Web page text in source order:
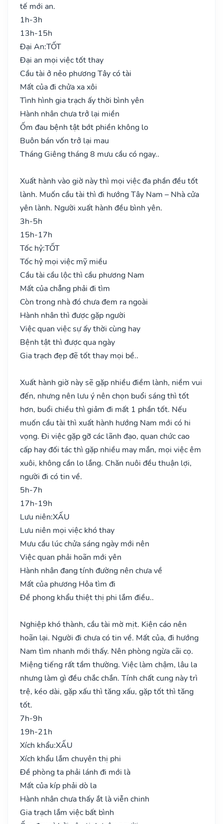
tế mới an.
1h-3h
13h-15h
Đại An:TỐT
Đại an mọi việc tốt thay
Cầu tài ở nẻo phương Tây có tài
Mất của đi chửa xa xôi
Tình hình gia trạch ấy thời bình yên
Hành nhân chưa trở lại miền
Ốm đau bệnh tật bớt phiền không lo
Buôn bán vốn trở lại mau
Tháng Giêng tháng 8 mưu cầu có ngay..
Xuất hành vào giờ này thì mọi việc đa phần đều tốt
lành. Muốn cầu tài thì đi hướng Tây Nam – Nhà cửa
yên lành. Người xuất hành đều bình yên.
3h-5h
15h-17h
Tốc hỷ:TỐT
Tốc hỷ mọi việc mỹ miều
Cầu tài cầu lộc thì cầu phương Nam
Mất của chẳng phải đi tìm
Còn trong nhà đó chưa đem ra ngoài
Hành nhân thì được gặp người
Việc quan việc sự ấy thời cùng hay
Bệnh tật thì được qua ngày
Gia trạch đẹp đẽ tốt thay mọi bề..
Xuất hành giờ này sẽ gặp nhiều điềm lành, niềm vui
đến, nhưng nên lưu ý nên chọn buổi sáng thì tốt
hơn, buổi chiều thì giảm đi mất 1 phần tốt. Nếu
muốn cầu tài thì xuất hành hướng Nam mới có hi
vọng. Đi việc gặp gỡ các lãnh đạo, quan chức cao
cấp hay đối tác thì gặp nhiều may mắn, mọi việc êm
xuôi, không cần lo lắng. Chăn nuôi đều thuận lợi,
người đi có tin về.
5h-7h
17h-19h
Lưu niên:XẤU
Lưu niên mọi việc khó thay
Mưu cầu lúc chửa sáng ngày mới nên
Việc quan phải hoãn mới yên
Hành nhân đang tính đường nên chưa về
Mất của phương Hỏa tìm đi
Đề phong khẩu thiệt thị phi lắm điều..
Nghiệp khó thành, cầu tài mờ mịt. Kiện cáo nên
hoãn lại. Người đi chưa có tin về. Mất của, đi hướng
Nam tìm nhanh mới thấy. Nên phòng ngừa cãi cọ.
Miệng tiếng rất tầm thường. Việc làm chậm, lâu la
nhưng làm gì đều chắc chắn. Tính chất cung này trì
trệ, kéo dài, gặp xấu thì tăng xấu, gặp tốt thì tăng
tốt.
7h-9h
19h-21h
Xích khẩu:XẤU
Xích khẩu lắm chuyên thị phi
Đề phòng ta phải lánh đi mới là
Mất của kíp phải dò la
Hành nhân chưa thấy ắt là viễn chinh
Gia trạch lắm việc bất bình